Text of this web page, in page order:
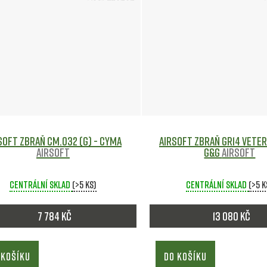
zbraň CM.032 (G) - CYMA
Airsoft
Centrální sklad (>5 ks)
7 784 Kč
Airsoft zbraň GR14
G&GAirsoft
Centrální sklad (>5
13 080 Kč
DO KOŠÍKU